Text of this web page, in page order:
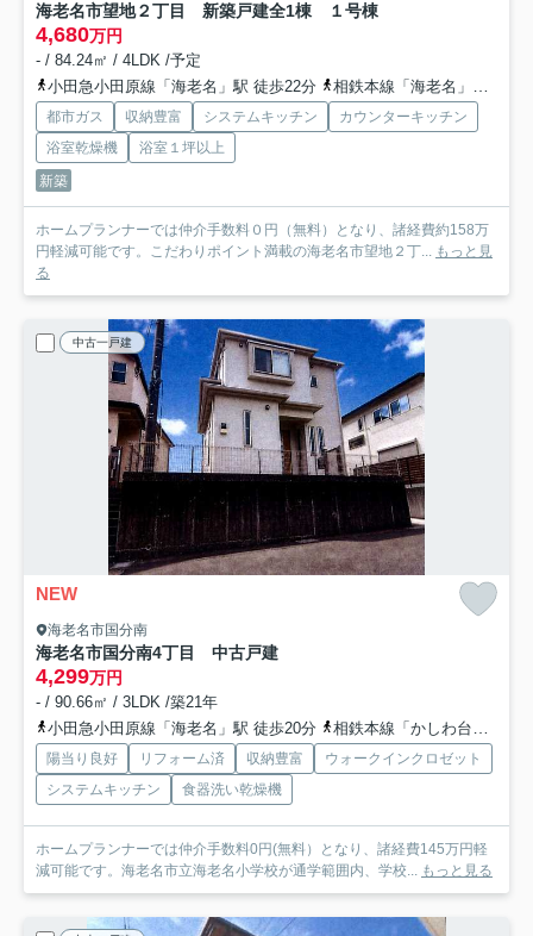
海老名市望地２丁目 新築戸建全1棟 １号棟
4,680万円
- / 84.24㎡ / 4LDK /予定
小田急小田原線「海老名」駅 徒歩22分
相鉄本線「海老名」駅 徒歩22分
都市ガス 収納豊富 システムキッチン
カウンターキッチン
浴室乾燥機
浴室１坪以上
新築
ホームプランナーでは仲介手数料０円（無料）となり、諸経費約158万
円軽減可能です。こだわりポイント満載の海老名市望地２丁... もっと見
る
中古一戸建
NEW
海老名市国分南
海老名市国分南4丁目 中古戸建
4,299万円
- / 90.66㎡ / 3LDK /築21年
小田急小田原線「海老名」駅 徒歩20分
相鉄本線「かしわ台」駅 徒歩34分
陽当り良好 リフォーム済 収納豊富
ウォークインクロゼット
システムキッチン
食器洗い乾燥機
ホームプランナーでは仲介手数料0円(無料）となり、諸経費145万円軽
減可能です。海老名市立海老名小学校が通学範囲内、学校... もっと見る